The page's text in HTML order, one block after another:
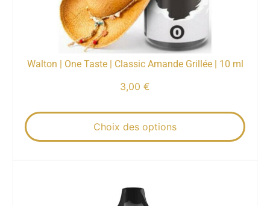
Walton | One Taste | Classic Amande Grillée | 10 ml
3,00 €
Choix des options